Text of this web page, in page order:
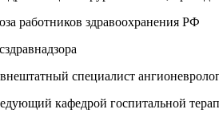
работников здравоохранения РФ
специалист
кафедрой госпитальной